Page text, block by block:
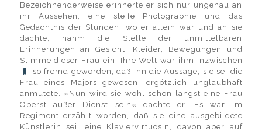
Bezeichnenderweise erinnerte er sich nur ungenau an
ihr Aussehen; eine steife Photographie und das
Gedächtnis der Stunden, wo er allein war und an sie
dachte, nahm die Stelle der unmittelbaren
Erinnerungen an Gesicht, Kleider, Bewegungen und
Stimme dieser Frau ein. Ihre Welt war ihm inzwischen
so fremd geworden, daß ihn die Aussage, sie sei die
Frau eines Majors gewesen, ergötzlich unglaubhaft
anmutete. »Nun wird sie wohl schon längst eine Frau
Oberst außer Dienst sein« dachte er. Es war im
Regiment erzählt worden, daß sie eine ausgebildete
Künstlerin sei, eine Klaviervirtuosin, davon aber auf